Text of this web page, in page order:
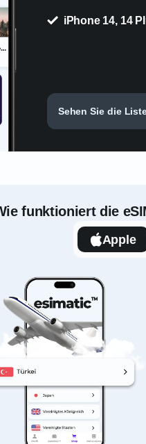
iPhone 14, 14
Sehen Sie die
funktioniert die
Apple